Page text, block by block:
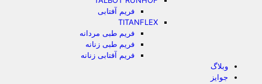
فریم آفتابی
TITANFLEX
فریم طبی مردانه
فریم طبی زنانه
فریم آفتابی زنانه
وبلاگ
جوایز